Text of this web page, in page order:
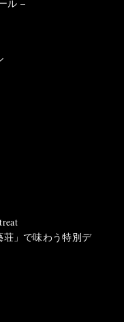
ル –
」で味わう特別デ